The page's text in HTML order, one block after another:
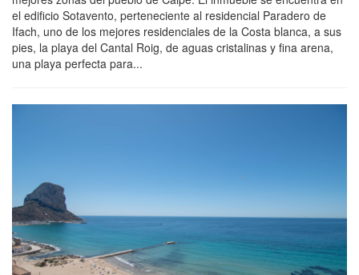
el edificio Sotavento, perteneciente al residencial Paradero de
Ifach, uno de los mejores residenciales de la Costa blanca, a sus
pies, la playa del Cantal Roig, de aguas cristalinas y fina arena,
una playa perfecta para...